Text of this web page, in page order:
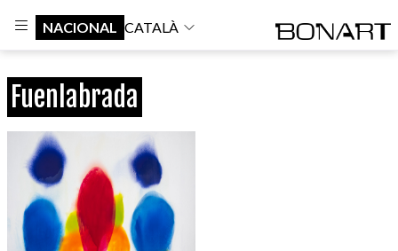
NACIONAL CATALÀ
Fuenlabrada